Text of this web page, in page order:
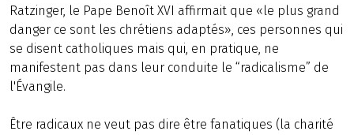
Ratzinger, le Pape Benoît XVI affirmait que «le plus grand
danger ce sont les chrétiens adaptés», ces personnes qui
se disent catholiques mais qui, en pratique, ne
manifestent pas dans leur conduite le “radicalisme” de
l'Évangile.
Être radicaux ne veut pas dire être fanatiques (la charité